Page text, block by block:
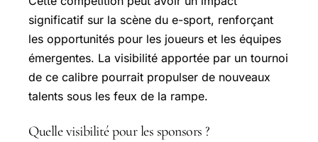
significatif sur la scène du e-sport, renforçant
les opportunités pour les joueurs et les équipes
émergentes. La visibilité apportée par un tournoi
de ce calibre pourrait propulser de nouveaux
talents sous les feux de la rampe.
Quelle visibilité pour les sponsors ?